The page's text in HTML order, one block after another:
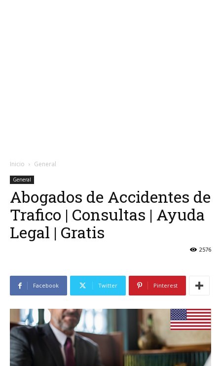
Inicio General
General
Abogados de Accidentes de
Trafico | Consultas | Ayuda
Legal | Gratis
2576
Facebook Twitter Pinterest